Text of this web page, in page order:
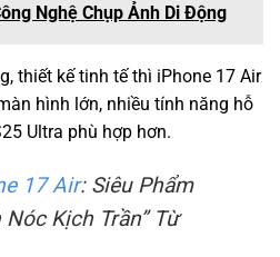
Nghệ Chụp Ảnh Di Động
thiết kế tinh tế thì iPhone 17 Air
hình lớn, nhiều tính năng hỗ
Ultra phù hợp hơn.
17 Air: Siêu Phẩm
Kịch Trần” Từ